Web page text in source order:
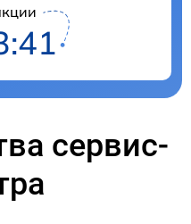
сервис-